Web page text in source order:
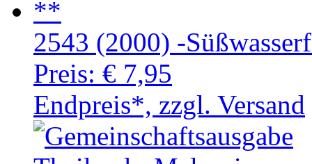
2543 (2000) -
Preis: € 7,95
Endpreis*, zzgl. Versand